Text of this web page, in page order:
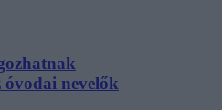
óvodai nevelők